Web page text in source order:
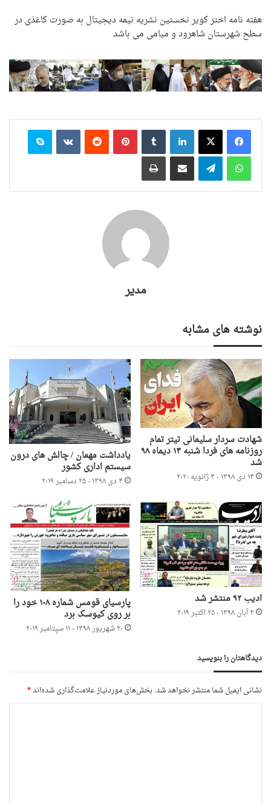
هفته نامه اختر کویر نخستین نشریه نیمه دیجیتال به صورت کاغذی در
سطح شهرستان شاهرود و میامی می باشد
لینکدین ‫تامبلر ‫پین‌ترست‫رددیت ‫VKontakteاسکایپ
واتس آپ
تلگرام اشتراک گذاری از طریق ایمیل چاپ
مدیر
نوشته های مشابه
شهادت سردار سلیمانی تیتر تمام
روزنامه های فردا شنبه ۱۴ دیماه ۹۸
شد
۱۴ دی ۱۳۹۸ - ۴ ژانویه ۲۰۲۰
یادداشت مهمان / چالش های درون
سیستم اداری کشور
۴ دی ۱۳۹۸ - ۲۵ دسامبر ۲۰۱۹
ادیب ۹۲ منتشر شد
۳ آبان ۱۳۹۸ - ۲۵ اکتبر ۲۰۱۹
پارسیای قومس شماره ۱۰۸ خود را
بر روی کیوسک برد
۲۰ شهریور ۱۳۹۸ - ۱۱ سپتامبر ۲۰۱۹
دیدگاهتان را بنویسید
نشانی ایمیل شما منتشر نخواهد شد.بخش‌های موردنیاز علامت‌گذاری شده‌اند*